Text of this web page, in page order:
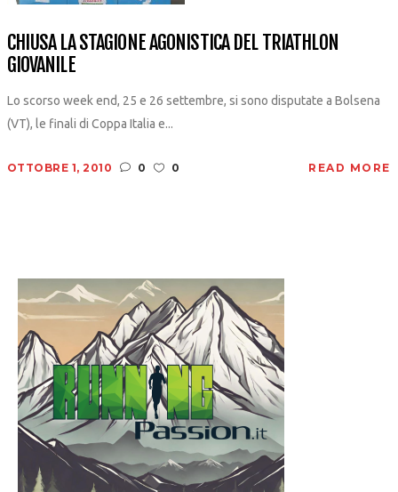
CHIUSA LA STAGIONE AGONISTICA DEL TRIATHLON
GIOVANILE
Lo scorso week end, 25 e 26 settembre, si sono disputate a Bolsena
(VT), le finali di Coppa Italia e...
OTTOBRE 1, 2010 0 0 READ MORE